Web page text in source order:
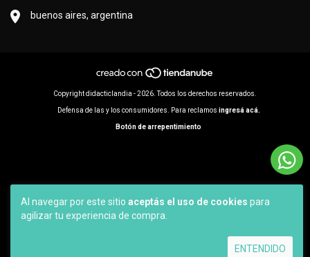
Al navegar por este sitio aceptás el uso de cookies para
agilizar tu experiencia de compra.
ENTENDIDO
buenos aires, argentina
Copyright didacticlandia - 2026. Todos los derechos reservados.
Defensa de las y los consumidores. Para reclamos ingresá acá.
Botón de arrepentimiento